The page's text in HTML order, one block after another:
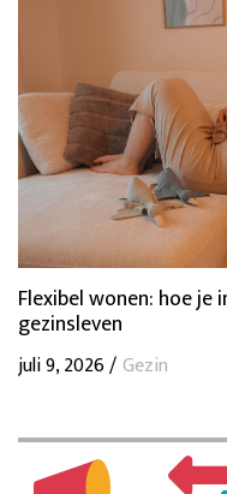
Flexibel wonen: hoe
gezinsleven
juli 9, 2026 /Gezin